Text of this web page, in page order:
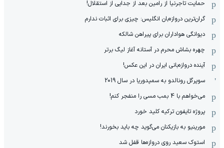
حمایت تاجرنیا از رامین بعد از جدایی از استقلال!
گران‌ترین دروازه‌بان انگلیس: چیزی برای اثبات ندارم
دیوانگی هواداران برای پیراهن شالکه
چهره بشاش محرم در آستانه آغاز لیگ برتر
آینده دروازه‌بانی ایران در این عکس!
سوپرگل رونالدو به سمپدوریا در سال 2019
می‌خواهم با 4 بمب مسی را منفجر کنم!
پروژه تایفون ترکیه کلید خورد
مورینیو به بازیکنان می‌گوید چه باید بخورند!
استوک سعید روی دروازه‌ها قفل شد